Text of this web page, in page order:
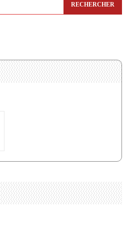
RECHERCHER